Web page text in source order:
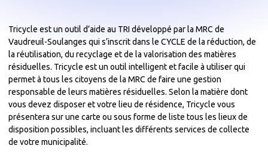
Tricycle est un outil d’aide au TRI développé par la MRC de
Vaudreuil-Soulanges qui s’inscrit dans le CYCLE de la réduction, de
la réutilisation, du recyclage et de la valorisation des matières
résiduelles. Tricycle est un outil intelligent et facile à utiliser qui
permet à tous les citoyens de la MRC de faire une gestion
responsable de leurs matières résiduelles. Selon la matière dont
vous devez disposer et votre lieu de résidence, Tricycle vous
présentera sur une carte ou sous forme de liste tous les lieux de
disposition possibles, incluant les différents services de collecte
de votre municipalité.